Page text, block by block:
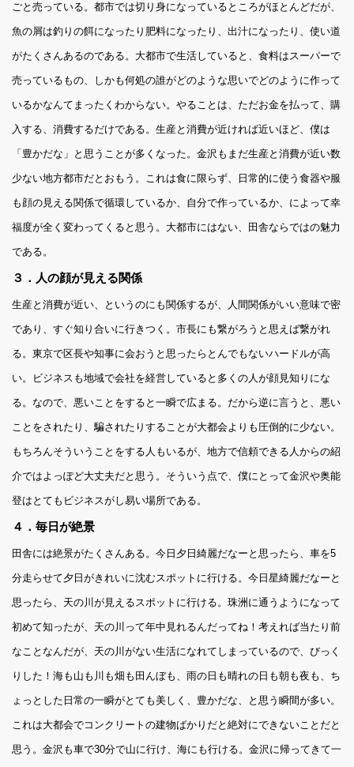
ごと売っている。都市では切り身になっているところがほとんどだが、
魚の屑は釣りの餌になったり肥料になったり、出汁になったり、使い道
がたくさんあるのである。大都市で生活していると、食料はスーパーで
売っているもの、しかも何処の誰がどのような思いでどのように作って
いるかなんてまったくわからない。やることは、ただお金を払って、購
入する、消費するだけである。生産と消費が近ければ近いほど、僕は
「豊かだな」と思うことが多くなった。金沢もまだ生産と消費が近い数
少ない地方都市だとおもう。これは食に限らず、日常的に使う食器や服
も顔の見える関係で循環しているか、自分で作っているか、によって幸
福度が全く変わってくると思う。大都市にはない、田舎ならではの魅力
である。
３．人の顔が見える関係
生産と消費が近い、というのにも関係するが、人間関係がいい意味で密
であり、すぐ知り合いに行きつく。市長にも繋がろうと思えば繋がれ
る。東京で区長や知事に会おうと思ったらとんでもないハードルが高
い。ビジネスも地域で会社を経営していると多くの人が顔見知りにな
る。なので、悪いことをすると一瞬で広まる。だから逆に言うと、悪い
ことをされたり、騙されたりすることが大都会よりも圧倒的に少ない。
もちろんそういうことをする人もいるが、地方で信頼できる人からの紹
介ではよっぽど大丈夫だと思う。そういう点で、僕にとって金沢や奥能
登はとてもビジネスがし易い場所である。
４．毎日が絶景
田舎には絶景がたくさんある。今日夕日綺麗だなーと思ったら、車を5
分走らせて夕日がきれいに沈むスポットに行ける。今日星綺麗だなーと
思ったら、天の川が見えるスポットに行ける。珠洲に通うようになって
初めて知ったが、天の川って年中見れるんだってね！考えれば当たり前
なことなんだが、天の川がない生活になれてしまっているので、びっく
りした！海も山も川も畑も田んぼも、雨の日も晴れの日も朝も夜も、ち
ょっとした日常の一瞬がとても美しく、豊かだな、と思う瞬間が多い。
これは大都会でコンクリートの建物ばかりだと絶対にできないことだと
思う。金沢も車で30分で山に行け、海にも行ける。金沢に帰ってきて一